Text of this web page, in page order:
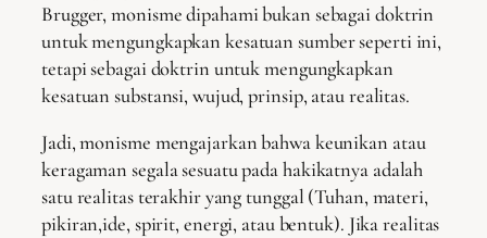
Brugger, monisme dipahami bukan sebagai doktrin
untuk mengungkapkan kesatuan sumber seperti ini,
tetapi sebagai doktrin untuk mengungkapkan
kesatuan substansi, wujud, prinsip, atau realitas.
Jadi, monisme mengajarkan bahwa keunikan atau
keragaman segala sesuatu pada hakikatnya adalah
satu realitas terakhir yang tunggal (Tuhan, materi,
pikiran,ide, spirit, energi, atau bentuk). Jika realitas